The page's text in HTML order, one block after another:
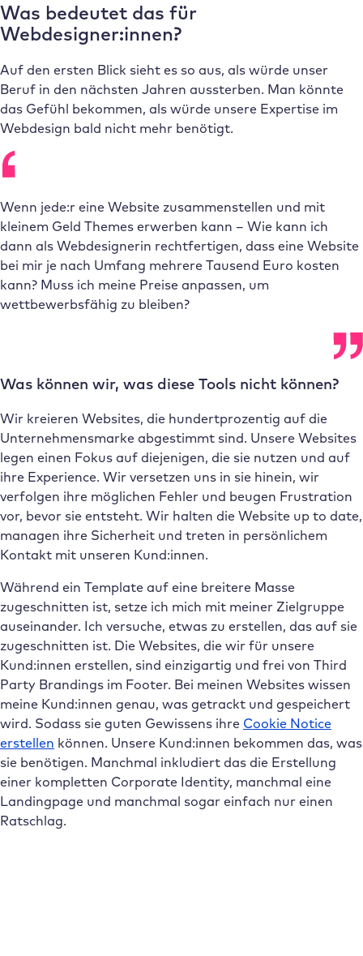
Was bedeutet das für
Webdesigner:innen?
Auf den ersten Blick sieht es so aus, als würde unser
Beruf in den nächsten Jahren aussterben. Man könnte
das Gefühl bekommen, als würde unsere Expertise im
Webdesign bald nicht mehr benötigt.
Wenn jede:r eine Website zusammenstellen und mit
kleinem Geld Themes erwerben kann – Wie kann ich
dann als Webdesignerin rechtfertigen, dass eine Website
bei mir je nach Umfang mehrere Tausend Euro kosten
kann? Muss ich meine Preise anpassen, um
wettbewerbsfähig zu bleiben?
Was können wir, was diese Tools nicht können?
Wir kreieren Websites, die hundertprozentig auf die
Unternehmensmarke abgestimmt sind. Unsere Websites
legen einen Fokus auf diejenigen, die sie nutzen und auf
ihre Experience. Wir versetzen uns in sie hinein, wir
verfolgen ihre möglichen Fehler und beugen Frustration
vor, bevor sie entsteht. Wir halten die Website up to date,
managen ihre Sicherheit und treten in persönlichem
Kontakt mit unseren Kund:innen.
Während ein Template auf eine breitere Masse
zugeschnitten ist, setze ich mich mit meiner Zielgruppe
auseinander. Ich versuche, etwas zu erstellen, das auf sie
zugeschnitten ist. Die Websites, die wir für unsere
Kund:innen erstellen, sind einzigartig und frei von Third
Party Brandings im Footer. Bei meinen Websites wissen
meine Kund:innen genau, was getrackt und gespeichert
wird. Sodass sie guten Gewissens ihre Cookie Notice
erstellen können. Unsere Kund:innen bekommen das, was
sie benötigen. Manchmal inkludiert das die Erstellung
einer kompletten Corporate Identity, manchmal eine
Landingpage und manchmal sogar einfach nur einen
Ratschlag.